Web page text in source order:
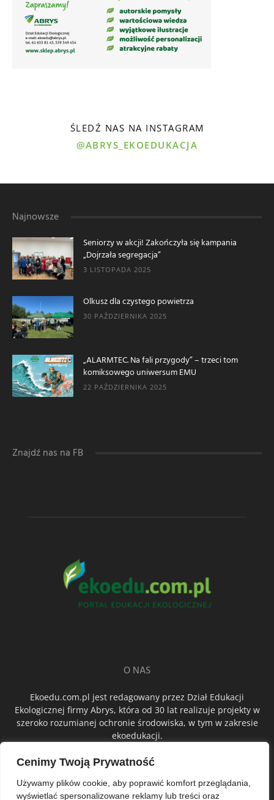
Cenimy Twoją Prywatność
Używamy plików cookie, aby poprawić komfort przeglądania,
wyświetlać spersonalizowane reklamy lub treści oraz
ŚLEDŹ NAS NA INSTAGRAM
@ABRYS_EKOEDUKACJA
Najnowsze
Seniorzy w akcji! Zakończyła się kampania
„Dojrzała segregacja”
3 LISTOPADA 2025
Olkusz dla czystego powietrza
30 PAŹDZIERNIKA 2025
„ALARMTEC. Na fali przygody” – trzeci tom
komiksowego uniwersum EMU
22 PAŹDZIERNIKA 2025
Znajdź nas na FB
O NAS
Ekoedu.com.pl jest redagowany przez Dział Edukacji
Ekologicznej firmy Abrys, która od 30 lat realizuje projekty w
szeroko rozumianej ochronie środowiska, w tym w zakresie
ekoedukacji.
ŚLEDŹ NAS